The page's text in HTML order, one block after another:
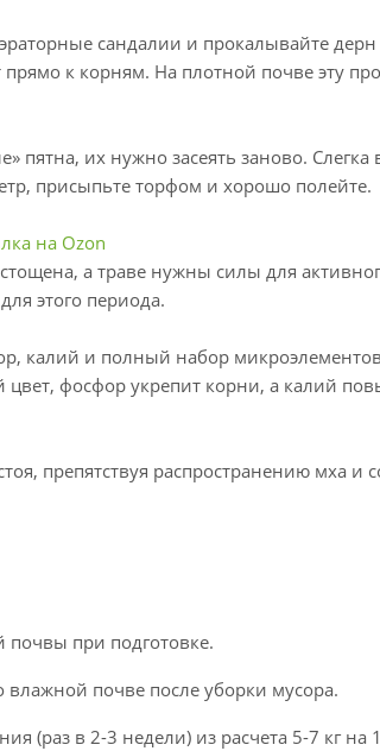
сандалии и прокалывайте дерн
к корням. На плотной почве эту
пятна, их нужно засеять заново. Слегка
присыпьте торфом и хорошо полейте.
на Ozon
а траве нужны силы для
этого периода.
калий и полный набор
фосфор укрепит корни, а калий
препятствуя распространению мха и
почвы при подготовке.
почве после уборки мусора.
(раз в 2-3 недели) из расчета 5-7 кг на